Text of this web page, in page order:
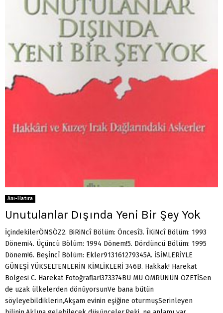
Anı-Hatıra
Unutulanlar Dışında Yeni Bir Şey Yok
İçindekilerÖNSÖZ2. BiRiNcî Bölüm: Öncesî3. ÎKiNcî Bölüm: 1993
Dönemi4. Üçüncü Bölüm: 1994 Dönem!5. Dördüncü Bölüm: 1995
Dönem!6. Beşİncî Bölüm: Ekler913161279345A. İSİMLERİYLE
GÜNEŞİ YÜKSELTENLERİN KİMLİKLERİ 346B. Hakkak! Harekat
Bölgesi C. Harekat Fotoğraflar!373374BU MU ÖMRÜNÜN ÖZETİSen
de uzak ülkelerden dönüyorsunVe bana bütün
söyleyebildiklerin,Akşam evinin eşiğine oturmuşSerinleyen